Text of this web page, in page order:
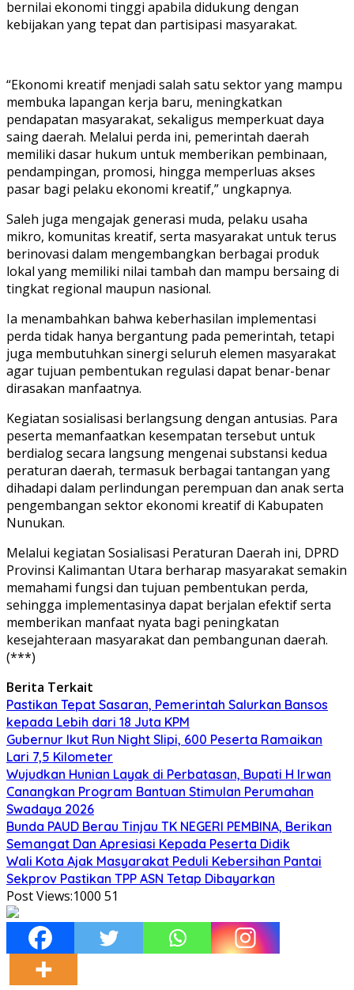
bernilai ekonomi tinggi apabila didukung dengan
kebijakan yang tepat dan partisipasi masyarakat.⁣
“Ekonomi kreatif menjadi salah satu sektor yang mampu
membuka lapangan kerja baru, meningkatkan
pendapatan masyarakat, sekaligus memperkuat daya
saing daerah. Melalui perda ini, pemerintah daerah
memiliki dasar hukum untuk memberikan pembinaan,
pendampingan, promosi, hingga memperluas akses
pasar bagi pelaku ekonomi kreatif,” ungkapnya.⁣
Saleh juga mengajak generasi muda, pelaku usaha
mikro, komunitas kreatif, serta masyarakat untuk terus
berinovasi dalam mengembangkan berbagai produk
lokal yang memiliki nilai tambah dan mampu bersaing di
tingkat regional maupun nasional.⁣
Ia menambahkan bahwa keberhasilan implementasi
perda tidak hanya bergantung pada pemerintah, tetapi
juga membutuhkan sinergi seluruh elemen masyarakat
agar tujuan pembentukan regulasi dapat benar-benar
dirasakan manfaatnya.⁣
Kegiatan sosialisasi berlangsung dengan antusias. Para
peserta memanfaatkan kesempatan tersebut untuk
berdialog secara langsung mengenai substansi kedua
peraturan daerah, termasuk berbagai tantangan yang
dihadapi dalam perlindungan perempuan dan anak serta
pengembangan sektor ekonomi kreatif di Kabupaten
Nunukan.⁣
Melalui kegiatan Sosialisasi Peraturan Daerah ini, DPRD
Provinsi Kalimantan Utara berharap masyarakat semakin
memahami fungsi dan tujuan pembentukan perda,
sehingga implementasinya dapat berjalan efektif serta
memberikan manfaat nyata bagi peningkatan
kesejahteraan masyarakat dan pembangunan daerah.
(***)
Berita Terkait
Pastikan Tepat Sasaran, Pemerintah Salurkan Bansos
kepada Lebih dari 18 Juta KPM
Gubernur Ikut Run Night Slipi, 600 Peserta Ramaikan
Lari 7,5 Kilometer
Wujudkan Hunian Layak di Perbatasan, Bupati H Irwan
Canangkan Program Bantuan Stimulan Perumahan
Swadaya 2026
Bunda PAUD Berau Tinjau TK NEGERI PEMBINA, Berikan
Semangat Dan Apresiasi Kepada Peserta Didik
Wali Kota Ajak Masyarakat Peduli Kebersihan Pantai
Sekprov Pastikan TPP ASN Tetap Dibayarkan
Post Views:1000 51